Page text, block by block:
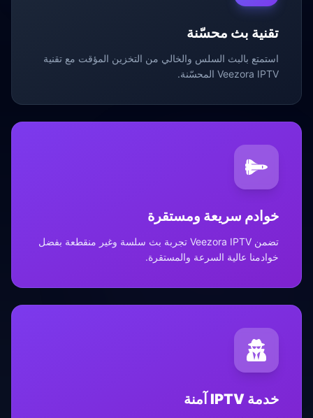
تقنية بث محسّنة
استمتع بالبث السلس والخالي من التخزين المؤقت مع تقنية
Veezora IPTV المحسّنة.
خوادم سريعة ومستقرة
تضمن Veezora IPTV تجربة بث سلسة وغير منقطعة بفضل
خوادمنا عالية السرعة والمستقرة.
خدمة IPTV آمنة